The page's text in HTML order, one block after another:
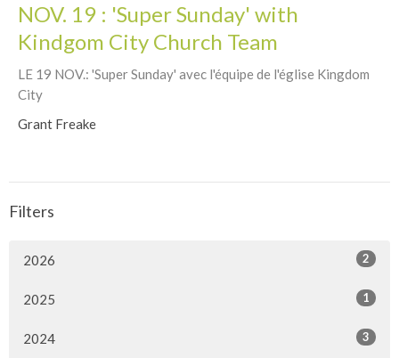
NOV. 19 : 'Super Sunday' with
Kindgom City Church Team
LE 19 NOV.: 'Super Sunday' avec l'équipe de l'église Kingdom
City
Grant Freake
Filters
2026 2
2025 1
2024 3